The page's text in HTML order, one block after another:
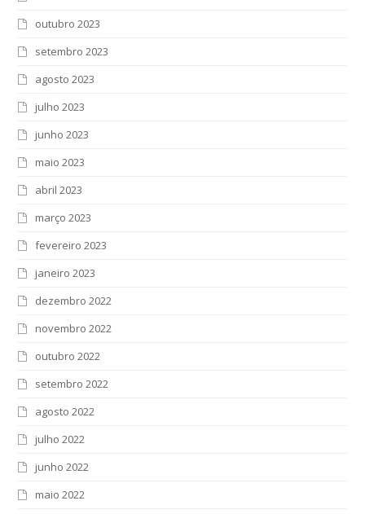
outubro 2023
setembro 2023
agosto 2023
julho 2023
junho 2023
maio 2023
abril 2023
março 2023
fevereiro 2023
janeiro 2023
dezembro 2022
novembro 2022
outubro 2022
setembro 2022
agosto 2022
julho 2022
junho 2022
maio 2022